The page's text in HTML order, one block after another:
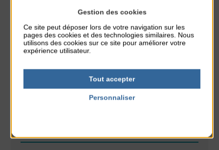
Stretching
du 10 Août au 14 Août
Plage du passous
Gestion des cookies
Ce site peut déposer lors de votre navigation sur les
pages des cookies et des technologies similaires. Nous
utilisons des cookies sur ce site pour améliorer votre
expérience utilisateur.
Tout accepter
Personnaliser